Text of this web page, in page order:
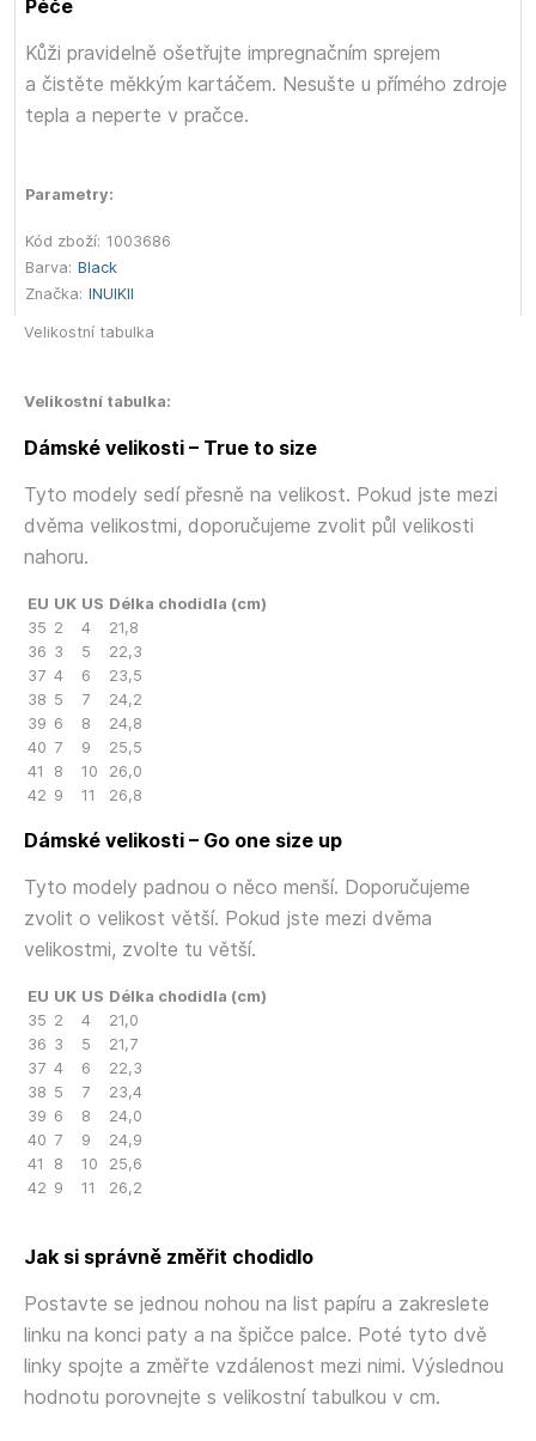
Péče
Kůži pravidelně ošetřujte impregnačním sprejem
a čistěte měkkým kartáčem. Nesušte u přímého zdroje
tepla a neperte v pračce.
Parametry:
Kód zboží: 1003686
Barva: Black
Značka: INUIKII
Velikostní tabulka
Velikostní tabulka:
Dámské velikosti – True to size
Tyto modely sedí přesně na velikost. Pokud jste mezi
dvěma velikostmi, doporučujeme zvolit půl velikosti
nahoru.
EU UK US Délka chodidla (cm)
35 2 4
21,8
36 3 5
22,3
37 4 6
23,5
38 5 7
24,2
39 6 8
24,8
40 7 9
25,5
41
8 10
26,0
42 9 11 26,8
Dámské velikosti – Go one size up
Tyto modely padnou o něco menší. Doporučujeme
zvolit o velikost větší. Pokud jste mezi dvěma
velikostmi, zvolte tu větší.
EU UK US Délka chodidla (cm)
35 2 4
21,0
36 3 5
21,7
37 4 6
22,3
38 5 7
23,4
39 6 8
24,0
40 7 9
24,9
41
8 10
25,6
42 9 11 26,2
Jak si správně změřit chodidlo
Postavte se jednou nohou na list papíru a zakreslete
linku na konci paty a na špičce palce. Poté tyto dvě
linky spojte a změřte vzdálenost mezi nimi. Výslednou
hodnotu porovnejte s velikostní tabulkou v cm.